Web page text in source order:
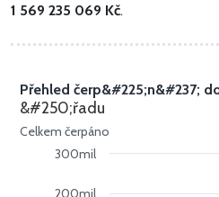
1 569 235 069 Kč.
Celkem čerpáno
Přehled čerp&#225;n&#237;
&#250;řadu
300mil